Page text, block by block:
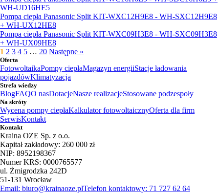
WH-UD16HE5
Pompa ciepła Panasonic Split KIT-WXC12H9E8 - WH-SXC12H9E8
+ WH-UX12HE8
Pompa ciepła Panasonic Split KIT-WXC09H3E8 - WH-SXC09H3E8
+ WH-UX09HE8
1 2 3 4 5 … 20 Następne »
Oferta
FotowoltaikaPompy ciepłaMagazyn energiiStacje ładowania
pojazdówKlimatyzacja
Strefa wiedzy
BlogFAQO nasDotacjeNasze realizacjeStosowane podzespoły
Na skróty
Wycena pompy ciepłaKalkulator fotowoltaicznyOferta dla firm
SerwisKontakt
Kontakt
Kraina OZE Sp. z o.o.
Kapitał zakładowy: 260 000 zł
NIP: 8952198367
Numer KRS: 0000765577
ul. Żmigrodzka 242D
51-131 Wrocław
Email: biuro@krainaoze.plTelefon kontaktowy: 71 727 62 64